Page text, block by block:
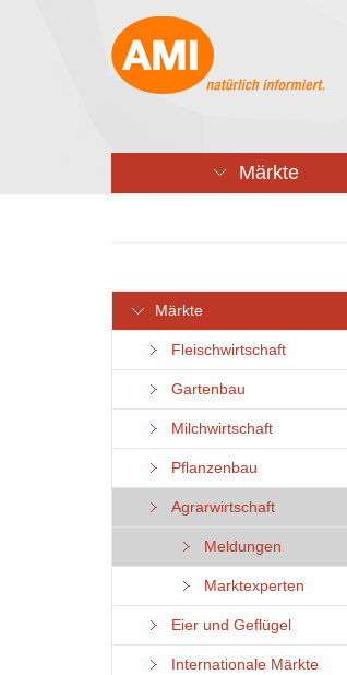
Märkte
Märkte
Fleischwirtschaft
Gartenbau
Milchwirtschaft
Pflanzenbau
Agrarwirtschaft
Meldungen
Marktexperten
Eier und Geflügel
Internationale Märkte